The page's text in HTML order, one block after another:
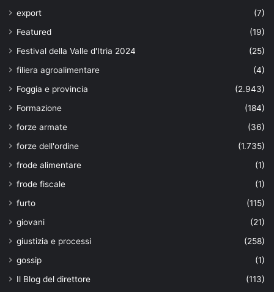
export
(7)
Featured
(19)
Festival della Valle d'Itria 2024
(25)
filiera agroalimentare
(4)
Foggia e provincia
(2.943)
Formazione
(184)
forze armate
(36)
forze dell'ordine
(1.735)
frode alimentare
(1)
frode fiscale
(1)
furto
(115)
giovani
(21)
giustizia e processi
(258)
gossip
(1)
Il Blog del direttore
(113)